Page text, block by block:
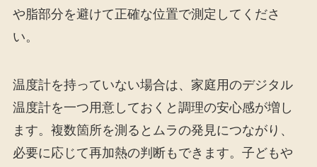
や脂部分を避けて正確な位置で測定してくださ
い。
温度計を持っていない場合は、家庭用のデジタル
温度計を一つ用意しておくと調理の安心感が増し
ます。複数箇所を測るとムラの発見につながり、
必要に応じて再加熱の判断もできます。子どもや